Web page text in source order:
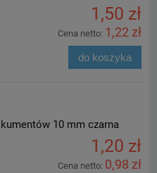
1,50 zł
Cena netto: 1,22 zł
do koszyka
10 mm czarna
1,20 zł
Cena netto: 0,98 zł